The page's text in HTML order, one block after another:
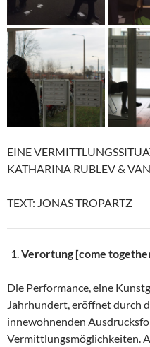
EINE
KATHARINA RUBLEV &
TEXT: JONAS TROPARTZ
Verortung [come
Die Performance, eine
Jahrhundert, eröffnet durch
innewohnenden
Vermittlungsmöglichkeiten.